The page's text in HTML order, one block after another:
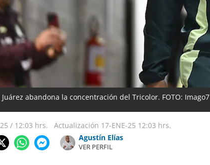
Juárez abandona la concentración del Tricolor. FOTO: Imago7
/ 12:03 hrs. Actualización 17-ENE-25 12:03 hrs.
Agustín Elías
VER PERFIL